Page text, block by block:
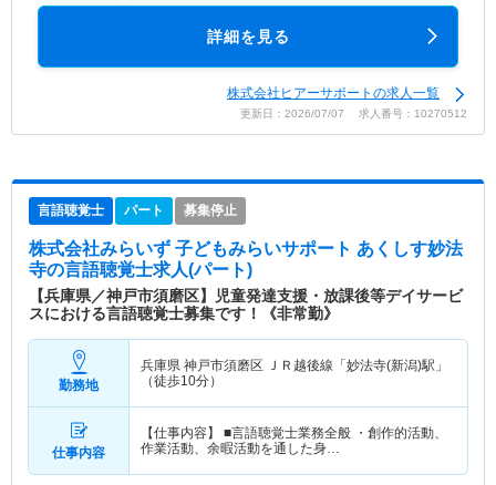
詳細を見る
株式会社ヒアーサポートの求人一覧
更新日：2026/07/07 求人番号：10270512
言語聴覚士 パート 募集停止
株式会社みらいず 子どもみらいサポート あくしす妙法
寺の言語聴覚士求人(パート)
【兵庫県／神戸市須磨区】児童発達支援・放課後等デイサービ
スにおける言語聴覚士募集です！《非常勤》
勤務地
兵庫県 神戸市須磨区 ＪＲ越後線「妙法寺(新潟)駅」
（徒歩10分）
仕事内容
【仕事内容】 ■言語聴覚士業務全般 ・創作的活動、
作業活動、余暇活動を通した身…